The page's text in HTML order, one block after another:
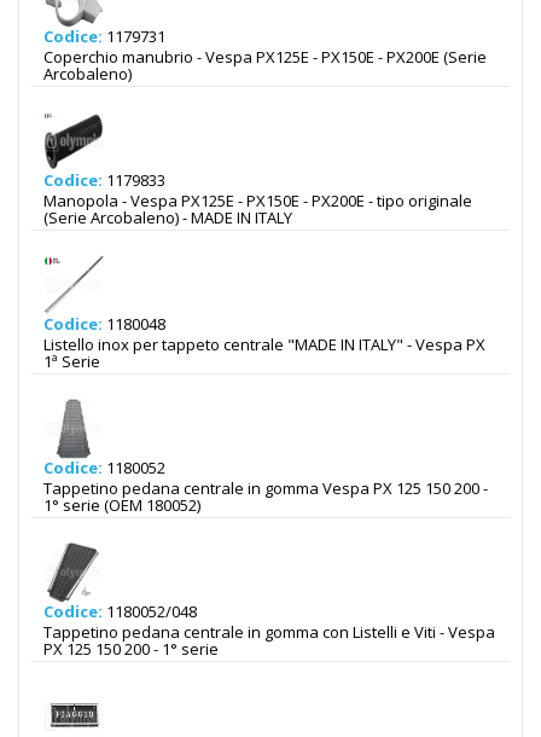
Codice: 1179731
Coperchio manubrio - Vespa PX125E - PX150E - PX200E (Serie
Arcobaleno)
Codice: 1179833
Manopola - Vespa PX125E - PX150E - PX200E - tipo originale
(Serie Arcobaleno) - MADE IN ITALY
Codice: 1180048
Listello inox per tappeto centrale "MADE IN ITALY" - Vespa PX
1ª Serie
Codice: 1180052
Tappetino pedana centrale in gomma Vespa PX 125 150 200 -
1° serie (OEM 180052)
Codice: 1180052/048
Tappetino pedana centrale in gomma con Listelli e Viti - Vespa
PX 125 150 200 - 1° serie